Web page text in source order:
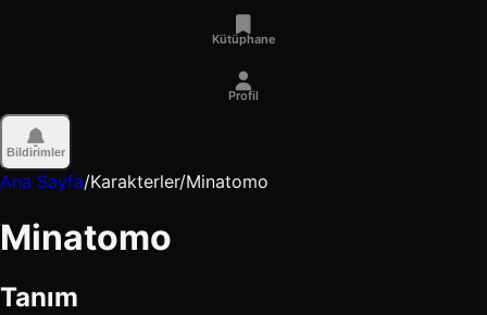
Kütüphane
Profil
Bildirimler
Ana Sayfa/Karakterler/Minatomo
Minatomo
Tanım